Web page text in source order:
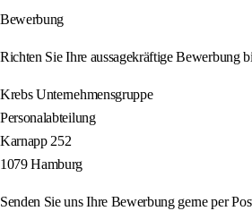
Bewerbung
Richten Sie Ihre aussagekräftige Bewerbung
Krebs Unternehmensgruppe
Personalabteilung
Karnapp 252
1079 Hamburg
Senden Sie uns Ihre Bewerbung gerne per